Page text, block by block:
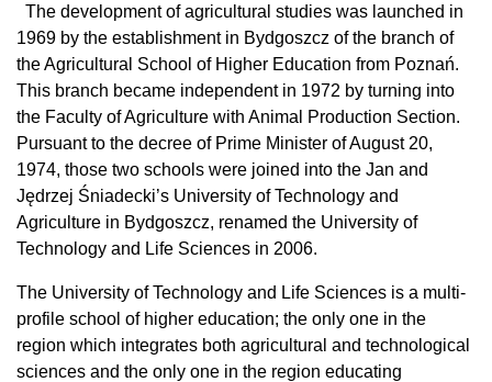
The development of agricultural studies was launched in
1969 by the establishment in Bydgoszcz of the branch of
the Agricultural School of Higher Education from Poznań.
This branch became independent in 1972 by turning into
the Faculty of Agriculture with Animal Production Section.
Pursuant to the decree of Prime Minister of August 20,
1974, those two schools were joined into the Jan and
Jędrzej Śniadecki’s University of Technology and
Agriculture in Bydgoszcz, renamed the University of
Technology and Life Sciences in 2006.
The University of Technology and Life Sciences is a multi-
profile school of higher education; the only one in the
region which integrates both agricultural and technological
sciences and the only one in the region educating